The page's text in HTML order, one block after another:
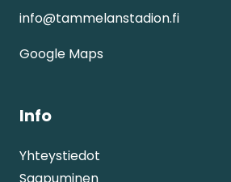
info@tammelanstadion.fi
Google Maps
Info
Yhteystiedot